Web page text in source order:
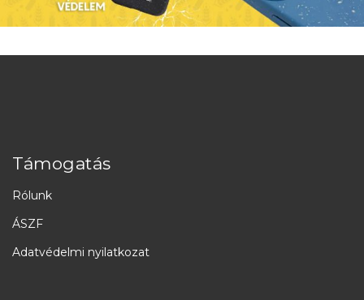
Támogatás
Rólunk
ÁSZF
Adatvédelmi nyilatkozat